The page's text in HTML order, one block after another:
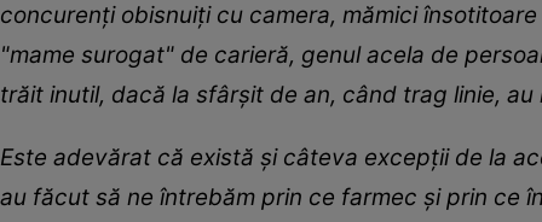
concurenți obisnuiți cu camera, mămici
"mame surogat" de carieră, genul acela de
trăit inutil, dacă la sfârșit de an, când trag linie,
Este adevărat că există și câteva excepții de la
au făcut să ne întrebăm prin ce farmec și prin ce